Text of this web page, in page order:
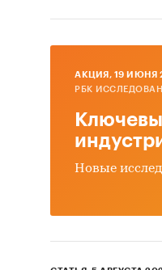
AКЦИЯ, 19 ИЮНЯ
РБК
Новые